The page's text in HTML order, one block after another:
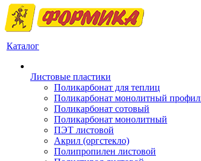
Каталог
Листовые пластики
Поликарбонат для теплиц
Поликарбонат монолитный
Поликарбонат сотовый
Поликарбонат монолитный
ПЭТ листовой
Акрил (оргстекло)
Полипропилен листовой